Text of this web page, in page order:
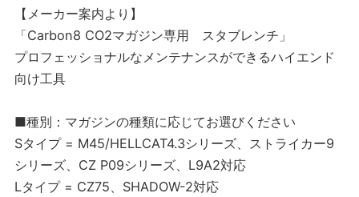
【メーカー案内より】
「Carbon8 CO2マガジン専用 スタブレンチ」
プロフェッショナルなメンテナンスができるハイエンド
向け工具
■種別：マガジンの種類に応じてお選びください
Sタイプ = M45/HELLCAT4.3シリーズ、ストライカー9
シリーズ、CZ P09シリーズ、L9A2対応
Lタイプ = CZ75、SHADOW-2対応